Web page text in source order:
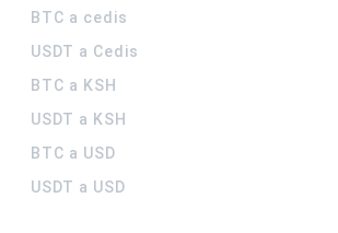
BTC a cedis
USDT a Cedis
BTC a KSH
USDT a KSH
BTC a USD
USDT a USD